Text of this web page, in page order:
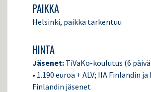
PAIKKA
Helsinki, paikka tarkentuu
HINTA
Jäsenet: TiVaKo-koulutus (6
• 1.190 euroa + ALV; IIA Finlandin ja
Finlandin jäsenet